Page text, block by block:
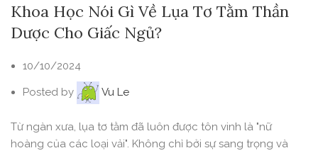
Khoa Học Nói Gì Về Lụa Tơ Tằm Thần
Dược Cho Giấc Ngủ?
10/10/2024
Posted by Vu Le
Từ ngàn xưa, lụa tơ tằm đã luôn được tôn vinh là "nữ
hoàng của các loại vải". Không chỉ bởi sự sang trọng và